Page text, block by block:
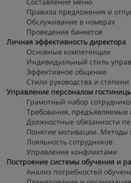
Правила предложения и
Обслуживание в номерах
Проведение банкетов
Личная эффективность директора
Основные компетенции
Индивидуальный стиль
Эффективное общение
Стили руководства и
Управление персоналом
Грамотный набор
Требования, предъявляемые
Должностные обязанности
Понятие мотивации. Методы
Лояльность сотрудников
Управление конфликтами
Построение системы обучения и
Анализ потребностей